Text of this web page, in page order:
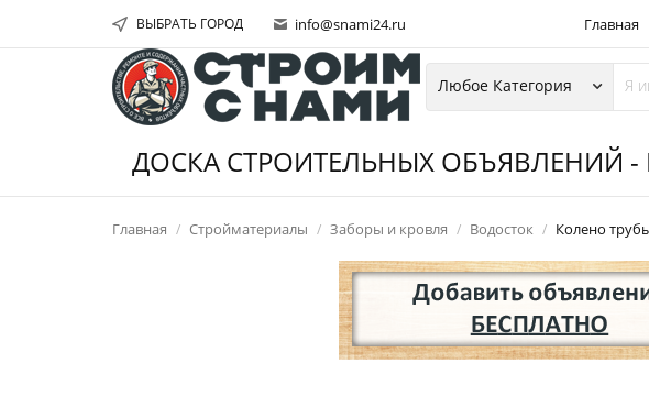
ВЫБРАТЬ ГОРОД info@snami24.ru Главная
ДОСКА СТРОИТЕЛЬНЫХ ОБЪЯВЛЕНИЙ
Главная Стройматериалы Заборы и кровля Водосток Колено